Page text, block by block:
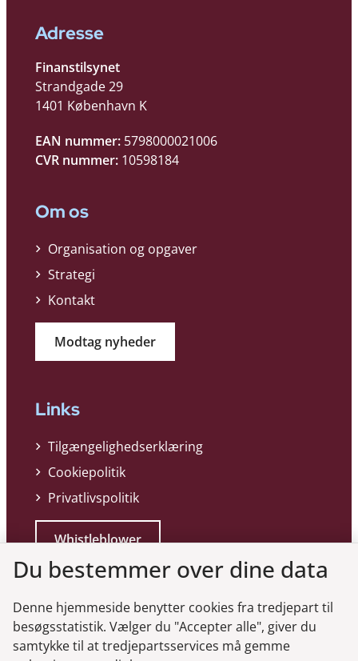
Adresse
Finanstilsynet
Strandgade 29
1401 København K
EAN nummer: 5798000021006
CVR nummer: 10598184
Om os
Organisation og opgaver
Strategi
Kontakt
Modtag nyheder
Links
Tilgængelighedserklæring
Cookiepolitik
Privatlivspolitik
Whistleblower
Du bestemmer over dine data
Denne hjemmeside benytter cookies fra tredjepart til
besøgsstatistik. Vælger du "Accepter alle", giver du
samtykke til at tredjepartsservices må gemme